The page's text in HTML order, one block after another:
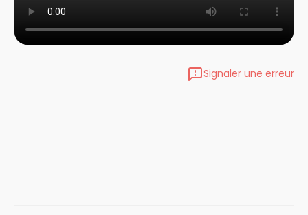
Signaler une erreur